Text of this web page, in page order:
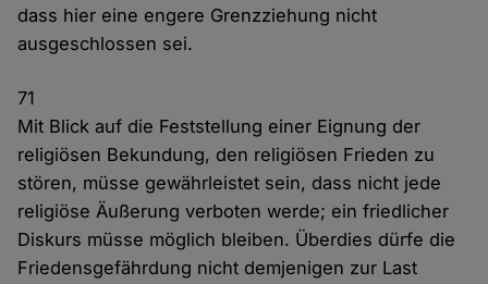
dass hier eine engere Grenzziehung nicht
ausgeschlossen sei.
71
Mit Blick auf die Feststellung einer Eignung der
religiösen Bekundung, den religiösen Frieden zu
stören, müsse gewährleistet sein, dass nicht jede
religiöse Äußerung verboten werde; ein friedlicher
Diskurs müsse möglich bleiben. Überdies dürfe die
Friedensgefährdung nicht demjenigen zur Last